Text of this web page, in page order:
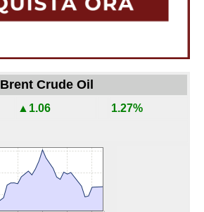
Brent Crude Oil
▲1.06 1.27%